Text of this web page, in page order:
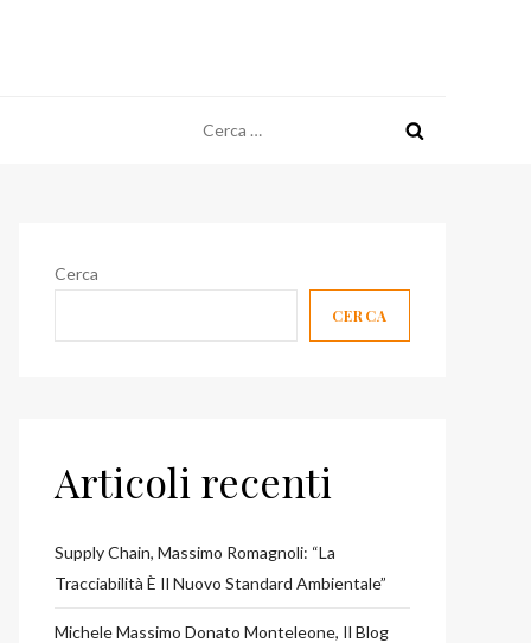
per:
Cerca
CERCA
Articoli recenti
Supply Chain, Massimo Romagnoli: “La
Tracciabilità È Il Nuovo Standard Ambientale”
Michele Massimo Donato Monteleone, Il Blog